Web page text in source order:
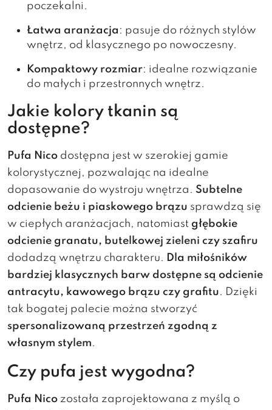
poczekalni.
Łatwa aranżacja : pasuje do różnych stylów
wnętrz, od klasycznego po nowoczesny.
Kompaktowy rozmiar: idealne rozwiązanie
do małych i przestronnych wnętrz.
Jakie kolory tkanin są
dostępne?
Pufa Nico dostępna jest w szerokiej gamie
kolorystycznej, pozwalając na idealne
dopasowanie do wystroju wnętrza. Subtelne
odcienie beżu i piaskowego brązu sprawdzą się
w ciepłych aranżacjach, natomiast głębokie
odcienie granatu, butelkowej zieleni czy szafiru
dodadzą wnętrzu charakteru. Dla miłośników
bardziej klasycznych barw dostępne są odcienie
antracytu, kawowego brązu czy grafitu. Dzięki
tak bogatej palecie można stworzyć
spersonalizowaną przestrzeń zgodną z
własnym stylem.
Czy pufa jest wygodna?
Pufa Nico została zaprojektowana z myślą o